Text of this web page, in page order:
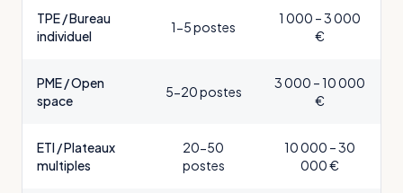
TPE / Bureau
individuel
1-5 postes
1 000 – 3 000
€
PME / Open
space
5-20 postes
3 000 – 10 000
€
ETI / Plateaux
multiples
20-50
postes
10 000 – 30
000 €